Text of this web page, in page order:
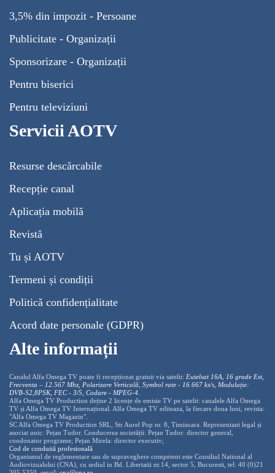
3,5% din impozit - Persoane
Publicitate - Organizații
Sponsorizare - Organizații
Pentru biserici
Pentru televiziuni
Servicii AOTV
Resurse descărcabile
Recepție canal
Aplicația mobilă
Revistă
Tu și AOTV
Termeni și condiții
Politică confidențialitate
Acord date personale (GDPR)
Alte informații
Canalul Alfa Omega TV poate fi recepționat gratuit via satelit: Eutelsat 16A, 16 grade Est,
Frecventa – 12.567 Mhz, Polarizare Verticală, Symbol rate - 16.667 ks/s, Modulație:
DVB-S2,8PSK, FEC - 3/5, Codare - MPEG-4
Alfa Omega TV Production deține 2 licențe de emisie TV pe satelit: canalele Alfa Omega
TV și Alfa Omega TV Internațional. Alfa Omega TV editeaza, la fiecare doua luni, revista:
"Alfa Omega TV Magazin".
SC Alfa Omega TV Production SRL, Str Aurel Pop nr. 8, Timisoara. Reprezentant legal și
asociat unic: Pețan Tudor. Conducerea societății: Pețan Tudor: director general,
coodonator programe; Pețan Mirela: director executiv;
Cod de conduită profesională
Organismul de reglementare sau de supraveghere competent este Consiliul National al
Audiovizualului (CNA), cu sediul in Bd. Libertatii nr.14, sector 5, Bucuresti, tel: 40 (0)21